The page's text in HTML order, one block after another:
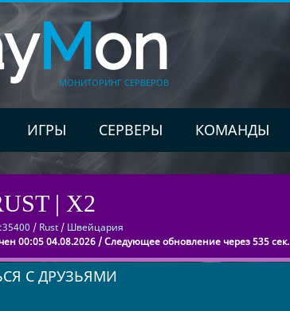
Mon
МОНИТОРИНГ СЕРВЕРОВ
ИГРЫ СЕРВЕРЫ КОМАНДЫ
| X2
/ Rust/ Швейцария
00:05 04.08.2026 / Следующее обновление через 535 сек.
С ДРУЗЬЯМИ